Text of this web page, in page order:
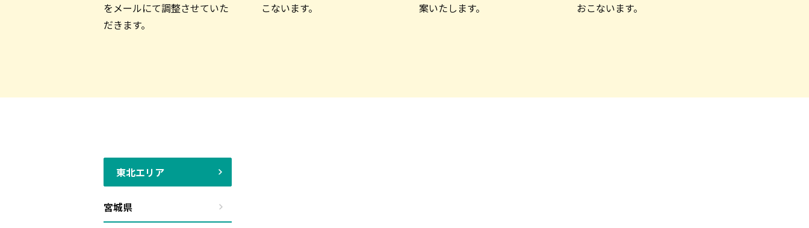
をメールにて調整させていた
だきます。
こないます。
案いたします。
おこないます。
東北エリア
宮城県